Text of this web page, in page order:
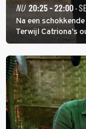
NU 20:25 - 22:00·
Na een
Terwijl Catriona's
speuren naar
spoor via Frankrijk